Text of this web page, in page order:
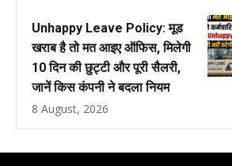
Unhappy Leave Policy: मूड
खराब है तो मत आइए ऑफिस, मिलेगी
10 दिन की छुट्टी और पूरी सैलरी,
जानें किस कंपनी ने बदला नियम
8 August, 2026